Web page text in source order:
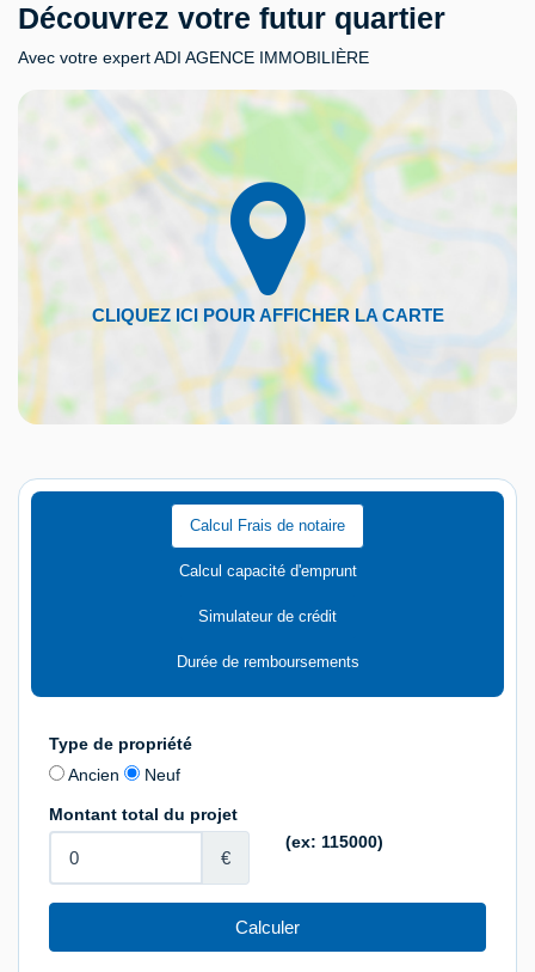
Découvrez votre futur quartier
Avec votre expert ADI AGENCE IMMOBILIÈRE
Calcul Frais de notaire
Calcul capacité d'emprunt
Simulateur de crédit
Durée de remboursements